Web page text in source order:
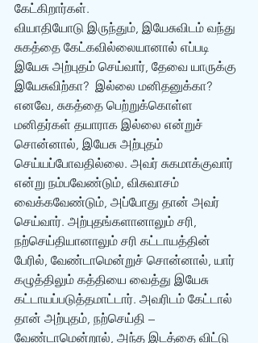
கேட்கிறார்கள்.
வியாதியோடு இருந்தும், இயேசுவிடம் வந்து
சுகத்தை கேட்கவில்லையானால் எப்படி
இயேசு அற்புதம் செய்வார், தேவை யாருக்கு
இயேசுவிற்கா?  இல்லை மனிதனுக்கா?
எனவே, சுகத்தை பெற்றுக்கொள்ள
மனிதர்கள் தயாராக இல்லை என்றுச்
சொன்னால், இயேசு அற்புதம்
செய்யப்போவதில்லை. அவர் சுகமாக்குவார்
என்று நம்பவேண்டும், விசுவாசம்
வைக்கவேண்டும், அப்போது தான் அவர்
செய்வார். அற்புதங்களானாலும் சரி,
நற்செய்தியானாலும் சரி கட்டாயத்தின்
பேரில், வேண்டாமென்றுச் சொன்னால், யார்
கழுத்திலும் கத்தியை வைத்து இயேசு
கட்டாயப்படுத்தமாட்டார். அவரிடம் கேட்டால்
தான் அற்புதம், நற்செய்தி –
வேண்டாமென்றால், அந்த இடத்தை விட்டு